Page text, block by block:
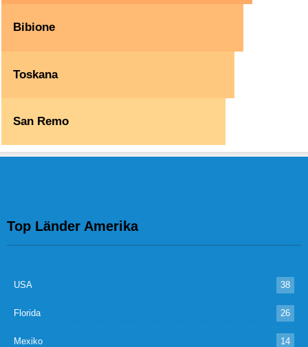
Bibione
Toskana
San Remo
Top Länder Amerika
USA 38
Florida 26
Mexiko 14